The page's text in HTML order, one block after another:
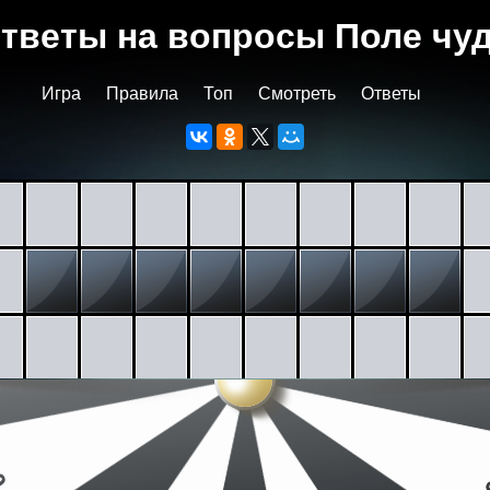
на вопросы Поле
Игра Правила Топ Смотреть Ответы